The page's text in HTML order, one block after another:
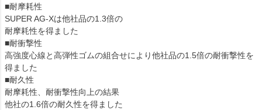
■耐摩耗性
SUPER AG-Xは他社品の1.3倍の
耐摩耗性を得ました
■耐衝撃性
高強度心線と高弾性ゴムの組合せにより他社品の1.5倍の耐衝撃性を
得ました
■耐久性
耐摩耗性、耐衝撃性向上の結果
他社の1.6倍の耐久性を得ました